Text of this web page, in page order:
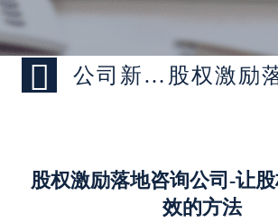
 公司新闻 >
股权激励落地咨询公司-让
效的方法